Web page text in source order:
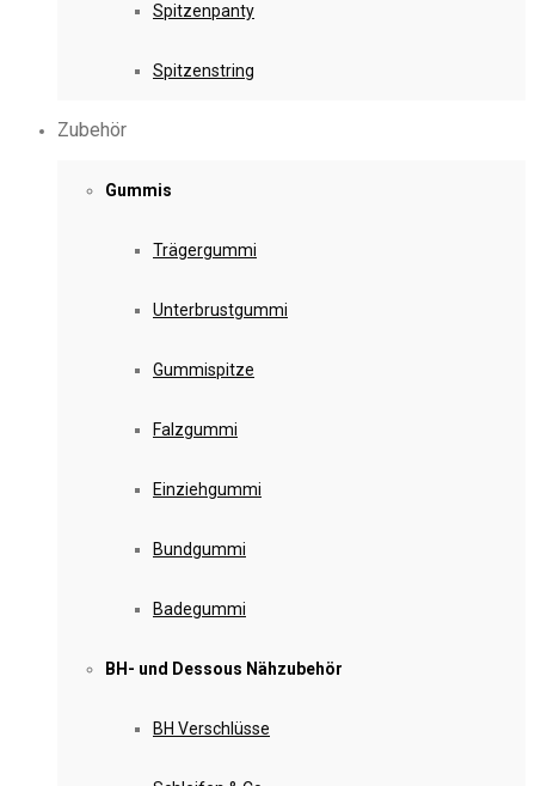
Spitzenpanty
Spitzenstring
Zubehör
Gummis
Trägergummi
Unterbrustgummi
Gummispitze
Falzgummi
Einziehgummi
Bundgummi
Badegummi
BH- und Dessous Nähzubehör
BH Verschlüsse